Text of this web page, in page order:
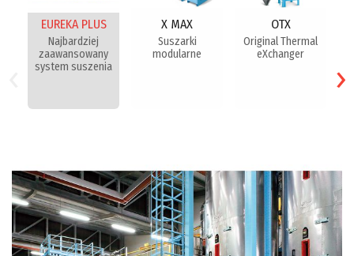
EUREKA PLUS
Najbardziej
zaawansowany
system suszenia
X MAX
Suszarki
modularne
OTX
Original Thermal
eXchanger
›